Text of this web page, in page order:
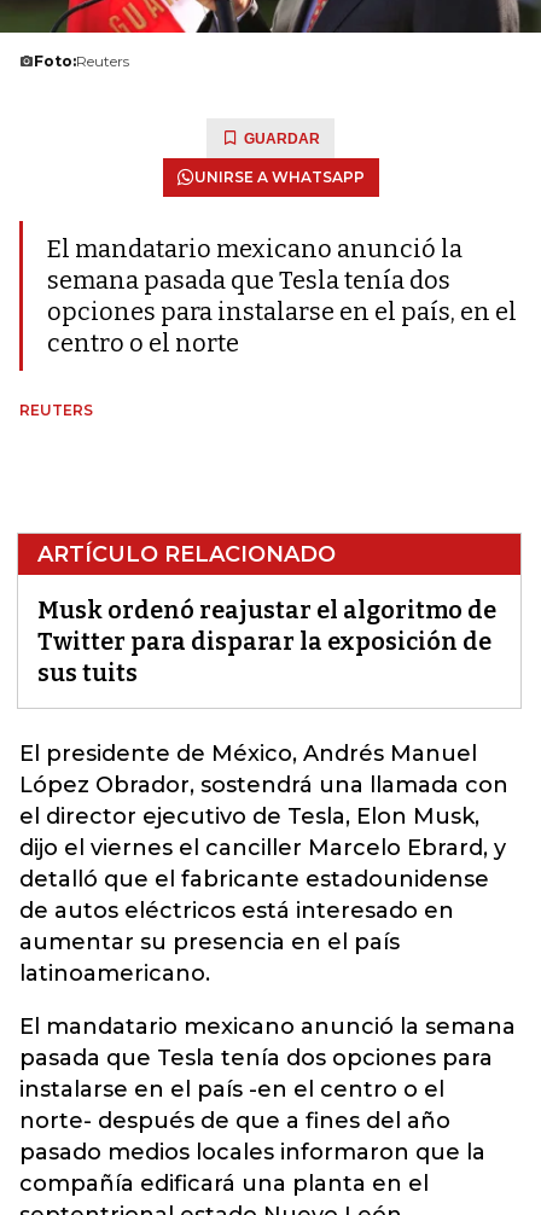
Foto:Reuters
GUARDAR
UNIRSE A WHATSAPP
El mandatario mexicano anunció la
semana pasada que Tesla tenía dos
opciones para instalarse en el país, en el
centro o el norte
REUTERS
ARTÍCULO RELACIONADO
Musk ordenó reajustar el algoritmo de
Twitter para disparar la exposición de
sus tuits
El presidente de México, Andrés Manuel
López Obrador, sostendrá una llamada con
el director ejecutivo de Tesla, Elon Musk,
dijo el viernes el canciller Marcelo Ebrard, y
detalló que el fabricante estadounidense
de autos eléctricos está interesado en
aumentar su presencia en el país
latinoamericano.
El mandatario mexicano anunció la semana
pasada que Tesla tenía dos opciones para
instalarse en el país -en el centro o el
norte- después de que a fines del año
pasado medios locales informaron que la
compañía edificará una planta en el